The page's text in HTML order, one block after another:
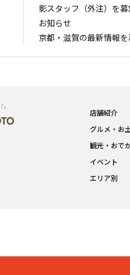
影スタッフ（外注）を募
お知らせ
京都・滋賀の最新情報を
店舗紹介
グルメ・お
観光・おで
イベント
エリア別